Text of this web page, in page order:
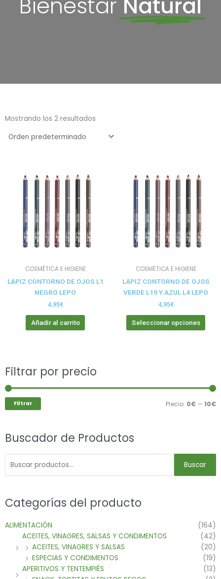
Bienestar Natural
Mostrando los 2 resultados
COSMÉTICA E HIGIENE
LÁPIZ CONTORNO DE OJOS L1
NEGRO LEPO
4,95€
Añadir al carrito
COSMÉTICA E HIGIENE
LÁPIZ CONTORNO DE OJOS
VERDE L19 Y AZUL L4 LEPO
4,95€
Seleccionar opciones
la
Filtrar por precio
Filtrar Precio: 0€ — 10€
Buscador de Productos
Buscar
Buscar
Categorías del producto
ALIMENTACIÓN
(164)
ACEITES, VINAGRES, SALSAS Y CONDIMENTOS
(42)
ACEITES, VINAGRES Y SALSAS
(20)
ESPECIAS Y CONDIMENTOS
(19)
APERITIVOS Y TENTEMPIÉS
(13)